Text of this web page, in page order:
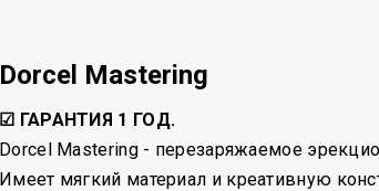
Dorcel Mastering
☑ ГАРАНТИЯ 1 ГОД.
Dorcel Mastering - перезаряжаемое
Имеет мягкий материал и креативную